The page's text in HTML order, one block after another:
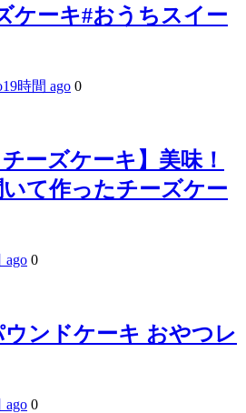
ケーキ#おうちスイー
19時間 ago 0
ーズケーキ】美味！
て作ったチーズケー
ago 0
ンドケーキ おやつレ
ago 0